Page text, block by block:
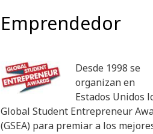
Emprendedor
Desde 1998 se
organizan en
Estados Unidos
Global Student Entrepreneur
(GSEA) para premiar a los